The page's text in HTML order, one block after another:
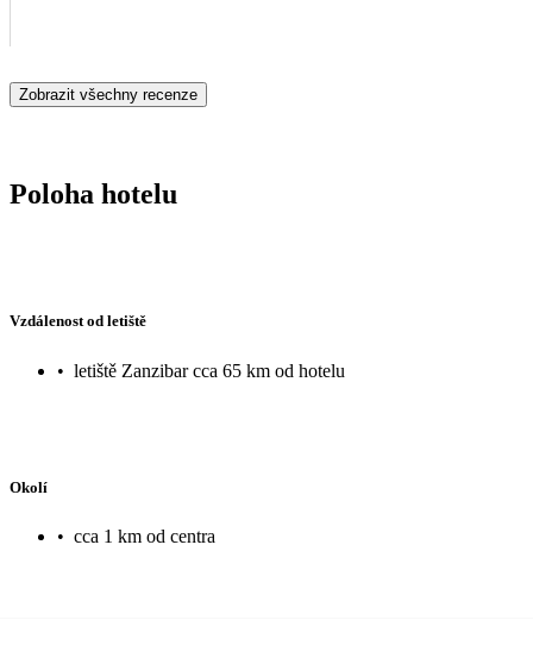
Zobrazit všechny recenze
Poloha hotelu
Vzdálenost od letiště
• letiště Zanzibar cca 65 km od hotelu
Okolí
• cca 1 km od centra